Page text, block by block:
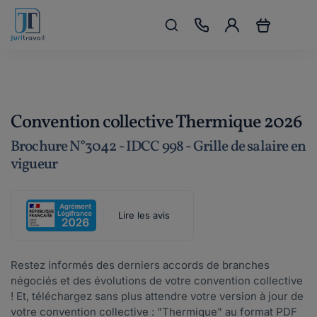
Convention collective Thermique 2026
Brochure N°3042 - IDCC 998 - Grille de salaire en
vigueur
Lire les avis
Restez informés des derniers accords de branches
négociés et des évolutions de votre convention collective
! Et, téléchargez sans plus attendre votre version à jour de
votre convention collective : "Thermique" au format PDF